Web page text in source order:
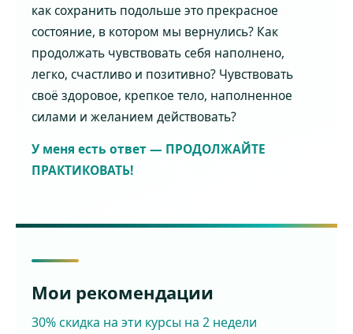
как сохранить подольше это прекрасное
состояние, в котором мы вернулись? Как
продолжать чувствовать себя наполнено,
легко, счастливо и позитивно? Чувствовать
своё здоровое, крепкое тело, наполненное
силами и желанием действовать?
У меня есть ответ — ПРОДОЛЖАЙТЕ
ПРАКТИКОВАТЬ!
Мои рекомендации
30% скидка на эти курсы на 2 недели